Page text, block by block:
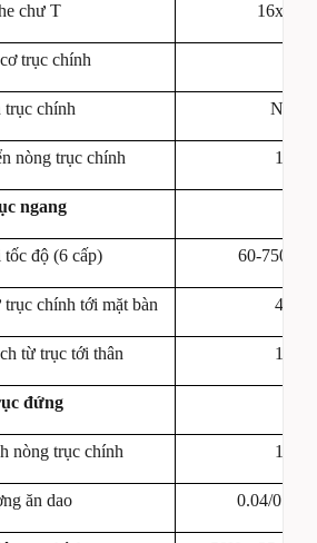
chư T
trục chính
trục chính
nòng trục chính
ngang
tốc độ (6 cấp) 60-750
chính tới mặt bàn
từ trục tới thân
đứng
nòng trục chính
ăn dao 0.04/0.08/